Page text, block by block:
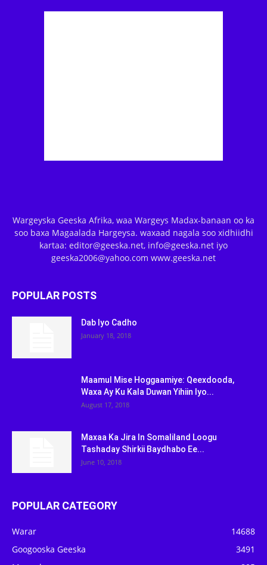
Wargeyska Geeska Afrika, waa Wargeys Madax-banaan oo ka
soo baxa Magaalada Hargeysa. waxaad nagala soo xidhiidhi
kartaa: editor@geeska.net, info@geeska.net iyo
geeska2006@yahoo.com www.geeska.net
POPULAR POSTS
Dab Iyo Cadho
January 18, 2018
Maamul Mise Hoggaamiye: Qeexdooda,
Waxa Ay Ku Kala Duwan Yihiin Iyo...
August 17, 2018
Maxaa Ka Jira In Somaliland Loogu
Tashaday Shirkii Baydhabo Ee...
June 10, 2018
POPULAR CATEGORY
Warar
14688
Googooska Geeska
3491